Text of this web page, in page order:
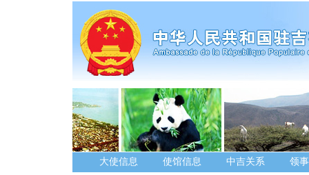
大使信息 使馆信息 中吉关系 领